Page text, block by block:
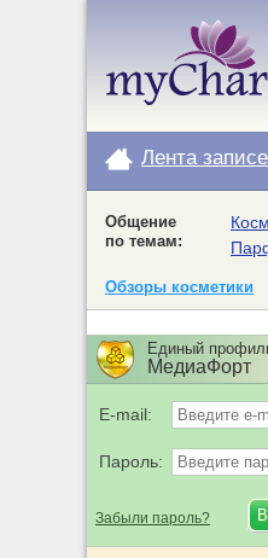
Лента
Общение
по темам:
Обзоры косметики
Единый
МедиаФорт
E-mail:
Пароль:
Забыли пароль?